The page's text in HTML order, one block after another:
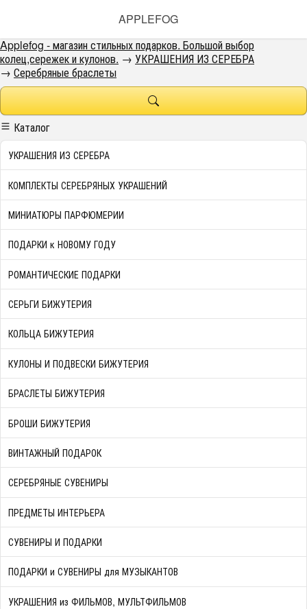
APPLEFOG
Applefog - магазин стильных подарков. Большой выбор
колец,сережек и кулонов. → УКРАШЕНИЯ ИЗ СЕРЕБРА
→ Серебряные браслеты
Каталог
УКРАШЕНИЯ ИЗ СЕРЕБРА
КОМПЛЕКТЫ СЕРЕБРЯНЫХ УКРАШЕНИЙ
МИНИАТЮРЫ ПАРФЮМЕРИИ
ПОДАРКИ к НОВОМУ ГОДУ
РОМАНТИЧЕСКИЕ ПОДАРКИ
СЕРЬГИ БИЖУТЕРИЯ
КОЛЬЦА БИЖУТЕРИЯ
КУЛОНЫ И ПОДВЕСКИ БИЖУТЕРИЯ
БРАСЛЕТЫ БИЖУТЕРИЯ
БРОШИ БИЖУТЕРИЯ
ВИНТАЖНЫЙ ПОДАРОК
СЕРЕБРЯНЫЕ СУВЕНИРЫ
ПРЕДМЕТЫ ИНТЕРЬЕРА
СУВЕНИРЫ И ПОДАРКИ
ПОДАРКИ и СУВЕНИРЫ для МУЗЫКАНТОВ
УКРАШЕНИЯ из ФИЛЬМОВ, МУЛЬТФИЛЬМОВ